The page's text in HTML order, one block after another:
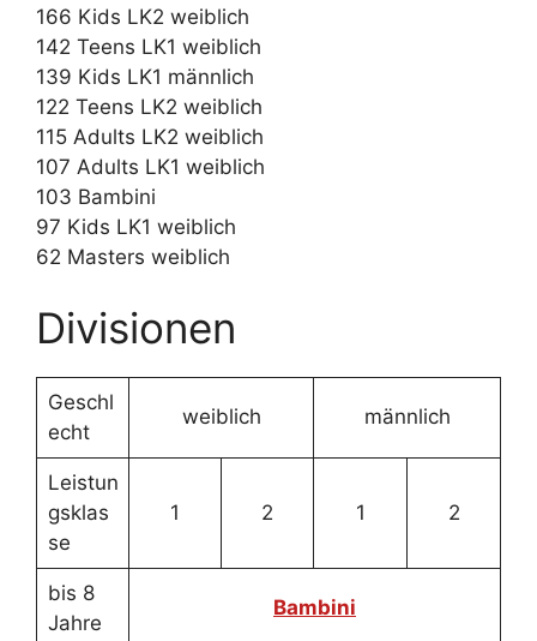
166 Kids LK2 weiblich
142 Teens LK1 weiblich
139 Kids LK1 männlich
122 Teens LK2 weiblich
115 Adults LK2 weiblich
107 Adults LK1 weiblich
103 Bambini
97 Kids LK1 weiblich
62 Masters weiblich
Divisionen
Geschl
echt
weiblich männlich
Leistun
gsklas
se
1 2 1 2
bis 8
Jahre
Bambini